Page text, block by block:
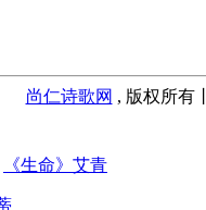
尚仁诗歌网 , 版权所有
《生命》艾青